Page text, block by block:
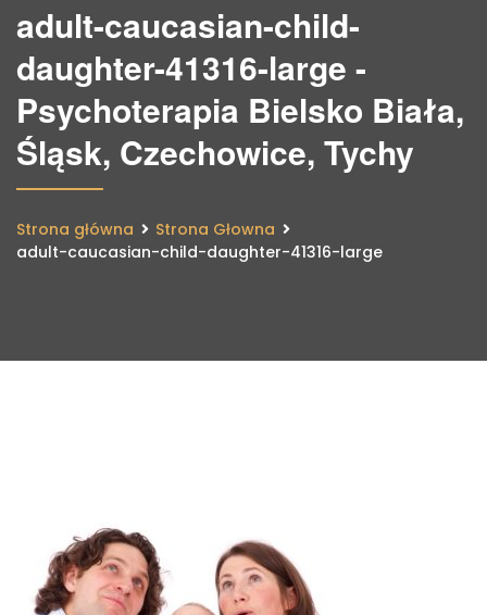
adult-caucasian-child-
daughter-41316-large -
Psychoterapia Bielsko Biała,
Śląsk, Czechowice, Tychy
Strona główna
Strona Głowna
adult-caucasian-child-daughter-41316-large